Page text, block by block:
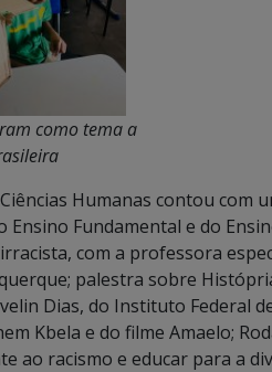
como tema a
Humanas contou
Ensino Fundamental e do
com a professora
palestra sobre
Dias, do Instituto Federal
Kbela e do filme Amaelo;
ao racismo e educar para a